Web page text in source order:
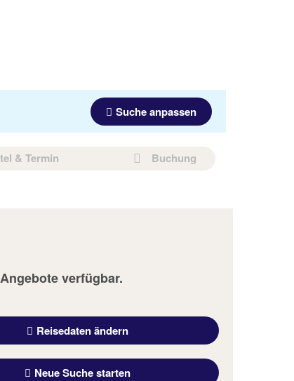
Suche anpassen
& Termin Buchung
verfügbar.
Reisedaten ändern
Neue Suche starten